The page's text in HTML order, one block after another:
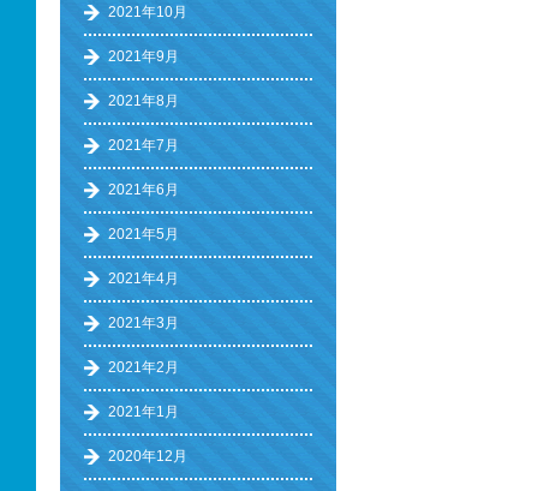
2021年10月
2021年9月
2021年8月
2021年7月
2021年6月
2021年5月
2021年4月
2021年3月
2021年2月
2021年1月
2020年12月